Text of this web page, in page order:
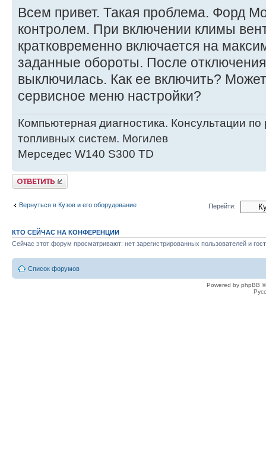
Всем привет. Такая проблема. Форд
контролем. При включении климы
кратковременно включается на
заданные обороты. После
выключилась. Как ее включить?
сервисное меню настройки?
Компьютерная диагностика. Консультации по
топливных систем. Могилев
Мерседес W140 S300 TD
Ответить
Вернуться в Кузов и его оборудование Перейти:
КТО СЕЙЧАС НА КОНФЕРЕНЦИИ
Сейчас этот форум просматривают: нет зарегистрированных пользователей и
Список форумов
Powered by phpBB